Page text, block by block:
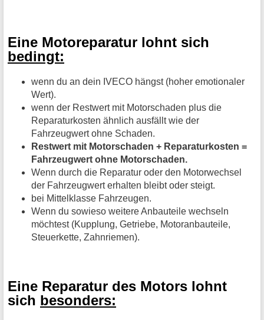
Eine Motoreparatur lohnt sich
bedingt:
wenn du an dein IVECO hängst (hoher emotionaler
Wert).
wenn der Restwert mit Motorschaden plus die
Reparaturkosten ähnlich ausfällt wie der
Fahrzeugwert ohne Schaden.
Restwert mit Motorschaden + Reparaturkosten =
Fahrzeugwert ohne Motorschaden.
Wenn durch die Reparatur oder den Motorwechsel
der Fahrzeugwert erhalten bleibt oder steigt.
bei Mittelklasse Fahrzeugen.
Wenn du sowieso weitere Anbauteile wechseln
möchtest (Kupplung, Getriebe, Motoranbauteile,
Steuerkette, Zahnriemen).
Eine Reparatur des Motors lohnt
sich besonders: